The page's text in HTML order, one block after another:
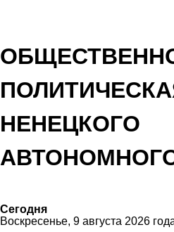
НЕНЕЦКОГО
Сегодня
Воскресенье, 9 августа 2026